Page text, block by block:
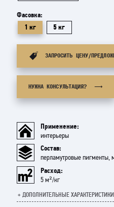
Фасовка:
1 кг
5 кг
ЗАПРОСИТЬ ЦЕНУ/
НУЖНА КОНСУЛЬТАЦИЯ?
Применение:
интерьеры
Состав:
перламутровые пигменты,
Расход:
5 м²/кг
+ ДОПОЛНИТЕЛЬНЫЕ ХАРАКТЕРИСТИКИ